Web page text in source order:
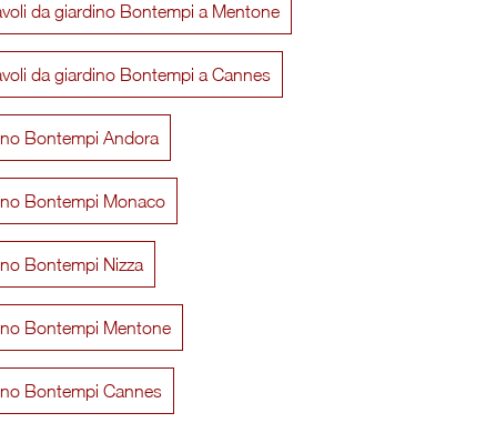
Alter Basso Outdoor
da giardino Bontempi a Mentone
da giardino Bontempi a Cannes
Bontempi Andora
Bontempi Monaco
Bontempi Nizza
Bontempi Mentone
Bontempi Cannes